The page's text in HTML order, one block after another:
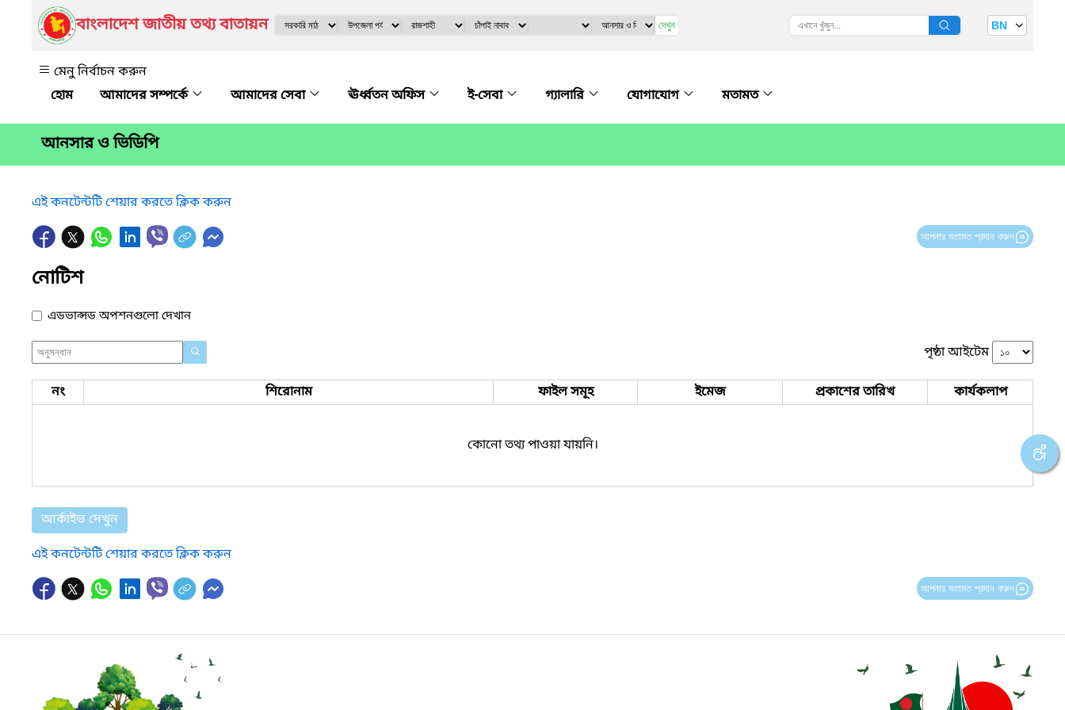
বাংলাদেশ জাতীয় তথ্য বাতায়ন দেখুন BN
মেনু নির্বাচন করুন
আমাদের সম্পর্কে
আমাদের সেবা ঊর্ধ্বতন অফিস ই-সেবা গ্যালারি যোগাযোগ মতামত
আনসার ও ভিডিপি
এই কনটেন্টটি শেয়ার করতে ক্লিক করুন
আপনার মতামত প্রদান করুন
নোটিশ
এডভান্সড অপশনগুলো দেখান
পৃষ্ঠা আইটেম
নং শিরোনাম ফাইল সমূহ ইমেজ প্রকাশের তারিখ কার্যকলাপ
কোনো তথ্য পাওয়া যায়নি।
আর্কাইভ দেখুন
এই কনটেন্টটি শেয়ার করতে ক্লিক করুন
আপনার মতামত প্রদান করুন